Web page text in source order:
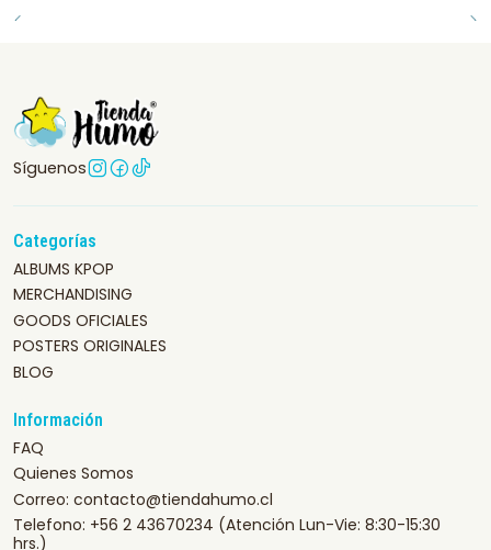
Síguenos
Categorías
ALBUMS KPOP
MERCHANDISING
GOODS OFICIALES
POSTERS ORIGINALES
BLOG
Información
FAQ
Quienes Somos
Correo: contacto@tiendahumo.cl
Telefono: +56 2 43670234 (Atención Lun-Vie: 8:30-15:30
hrs.)